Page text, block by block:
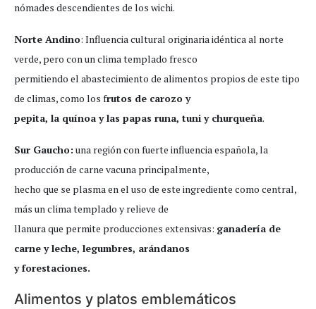
nómades descendientes de los wichi.
Norte Andino: Influencia cultural originaria idéntica al norte
verde, pero con un clima templado fresco
permitiendo el abastecimiento de alimentos propios de este tipo
de climas, como los frutos de carozo y
pepita, la quínoa y las papas runa, tuni y churqueña.
Sur Gaucho: una región con fuerte influencia española, la
producción de carne vacuna principalmente,
hecho que se plasma en el uso de este ingrediente como central,
más un clima templado y relieve de
llanura que permite producciones extensivas: ganadería de
carne y leche, legumbres, arándanos
y forestaciones.
Alimentos y platos emblemáticos